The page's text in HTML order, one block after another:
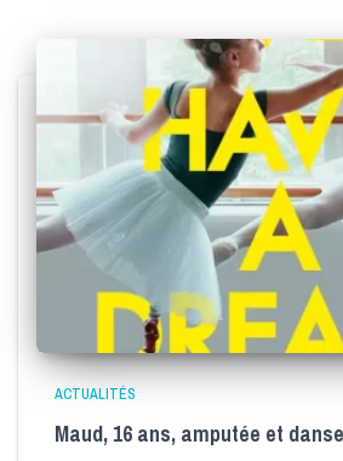
ACTUALITÉS
Maud, 16 ans, amputée et